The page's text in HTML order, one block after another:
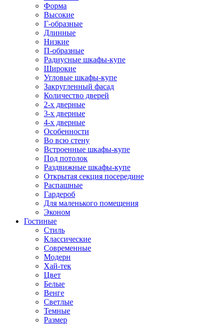
Форма
Высокие
Г-образные
Длинные
Низкие
П-образные
Радиусные шкафы-купе
Широкие
Угловые шкафы-купе
Закругленный фасад
Количество дверей
2-х дверные
3-х дверные
4-х дверные
Особенности
Во всю стену
Встроенные шкафы-купе
Под потолок
Раздвижные шкафы-купе
Открытая секция посередине
Распашные
Гардероб
Для маленького помещения
Эконом
Гостиные
Стиль
Классические
Современные
Модерн
Хай-тек
Цвет
Белые
Венге
Светлые
Темные
Размер